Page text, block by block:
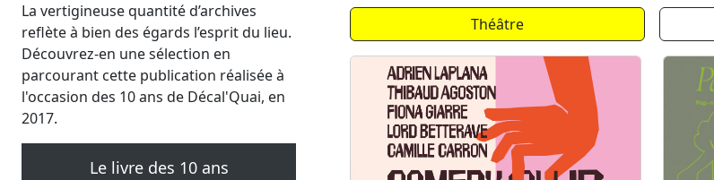
La vertigineuse quantité d’archives
reflète à bien des égards l’esprit du lieu.
Découvrez-en une sélection en
parcourant cette publication réalisée à
l'occasion des 10 ans de Décal'Quai, en
2017.
Le livre des 10 ans
Théâtre